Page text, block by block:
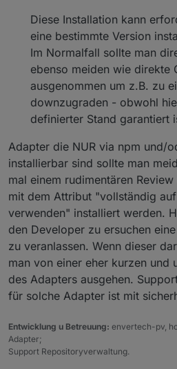
Diese Installation kann
eine bestimmte Version
Im Normalfall sollte man
ebenso meiden wie direkte
ausgenommen um z.B. zu
downzugraden - obwohl
definierter Stand garantiert
Adapter die NUR via npm und/
installierbar sind sollte man
mal einem rudimentären
mit dem Attribut "vollständig
verwenden" installiert werden.
den Developer zu ersuchen
zu veranlassen. Wenn dieser
man von einer eher kurzen und
des Adapters ausgehen.
für solche Adapter ist mit
Entwicklung u Betreuung: envertech-pv,
Adapter;
Support Repositoryverwaltung.